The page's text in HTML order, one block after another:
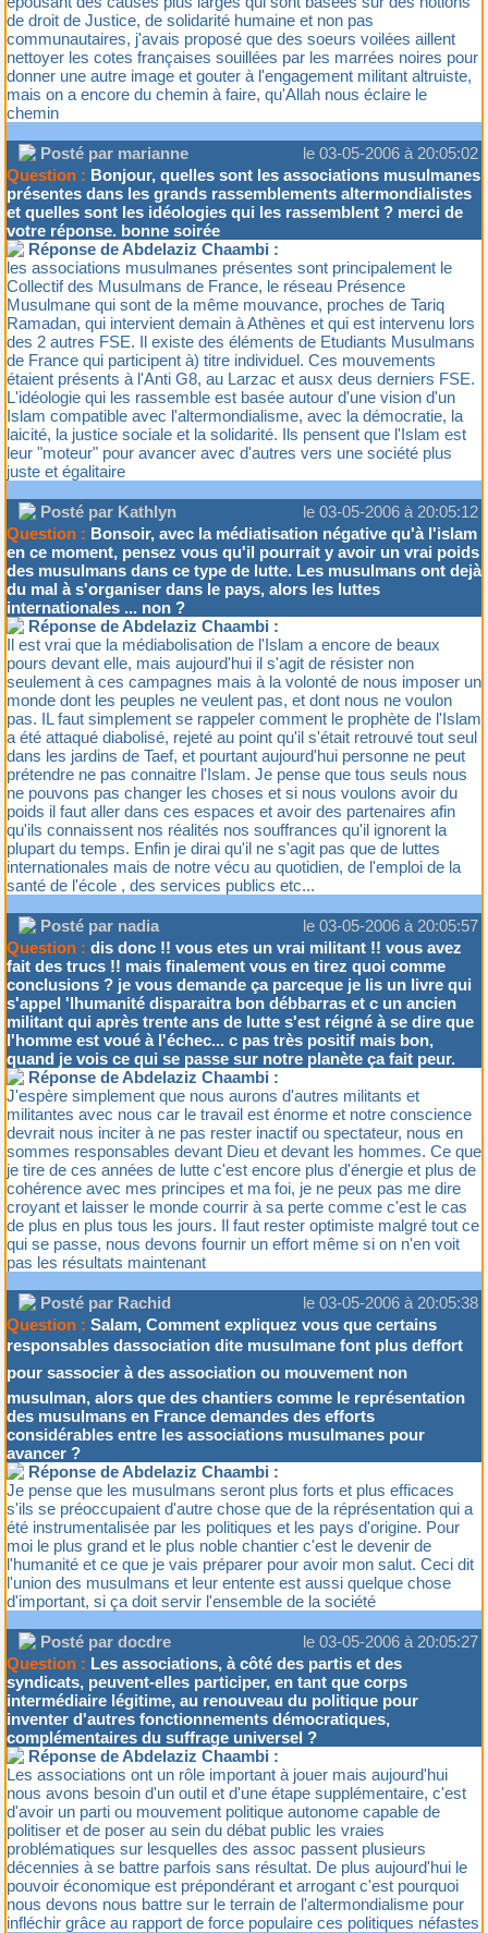
de droit de Justice, de solidarité humaine et non pas
communautaires, j'avais proposé que des soeurs voilées aillent
nettoyer les cotes françaises souillées par les marrées noires pour
donner une autre image et gouter à l'engagement militant altruiste,
mais on a encore du chemin à faire, qu'Allah nous éclaire le
chemin
Posté par marianne
le 03-05-2006 à 20:05:02
Question : Bonjour, quelles sont les associations musulmanes
présentes dans les grands rassemblements altermondialistes
et quelles sont les idéologies qui les rassemblent ? merci de
votre réponse. bonne soirée
Réponse de Abdelaziz Chaambi :
les associations musulmanes présentes sont principalement le
Collectif des Musulmans de France, le réseau Présence
Musulmane qui sont de la même mouvance, proches de Tariq
Ramadan, qui intervient demain à Athènes et qui est intervenu lors
des 2 autres FSE. Il existe des éléments de Etudiants Musulmans
de France qui participent à) titre individuel. Ces mouvements
étaient présents à l'Anti G8, au Larzac et ausx deus derniers FSE.
L'idéologie qui les rassemble est basée autour d'une vision d'un
Islam compatible avec l'altermondialisme, avec la démocratie, la
laicité, la justice sociale et la solidarité. Ils pensent que l'Islam est
leur "moteur" pour avancer avec d'autres vers une société plus
juste et égalitaire
Posté par Kathlyn
le 03-05-2006 à 20:05:12
Question : Bonsoir, avec la médiatisation négative qu'à l'islam
en ce moment, pensez vous qu'il pourrait y avoir un vrai poids
des musulmans dans ce type de lutte. Les musulmans ont dejà
du mal à s'organiser dans le pays, alors les luttes
internationales ... non ?
Réponse de Abdelaziz Chaambi :
Il est vrai que la médiabolisation de l'Islam a encore de beaux
pours devant elle, mais aujourd'hui il s'agit de résister non
seulement à ces campagnes mais à la volonté de nous imposer un
monde dont les peuples ne veulent pas, et dont nous ne voulon
pas. IL faut simplement se rappeler comment le prophète de l'Islam
a été attaqué diabolisé, rejeté au point qu'il s'était retrouvé tout seul
dans les jardins de Taef, et pourtant aujourd'hui personne ne peut
prétendre ne pas connaitre l'Islam. Je pense que tous seuls nous
ne pouvons pas changer les choses et si nous voulons avoir du
poids il faut aller dans ces espaces et avoir des partenaires afin
qu'ils connaissent nos réalités nos souffrances qu'il ignorent la
plupart du temps. Enfin je dirai qu'il ne s'agit pas que de luttes
internationales mais de notre vécu au quotidien, de l'emploi de la
santé de l'école , des services publics etc...
Posté par nadia
le 03-05-2006 à 20:05:57
Question : dis donc !! vous etes un vrai militant !! vous avez
fait des trucs !! mais finalement vous en tirez quoi comme
conclusions ? je vous demande ça parceque je lis un livre qui
s'appel 'lhumanité disparaitra bon débbarras et c un ancien
militant qui après trente ans de lutte s'est réigné à se dire que
l'homme est voué à l'échec... c pas très positif mais bon,
quand je vois ce qui se passe sur notre planète ça fait peur.
Réponse de Abdelaziz Chaambi :
J'espère simplement que nous aurons d'autres militants et
militantes avec nous car le travail est énorme et notre conscience
devrait nous inciter à ne pas rester inactif ou spectateur, nous en
sommes responsables devant Dieu et devant les hommes. Ce que
je tire de ces années de lutte c'est encore plus d'énergie et plus de
cohérence avec mes principes et ma foi, je ne peux pas me dire
croyant et laisser le monde courrir à sa perte comme c'est le cas
de plus en plus tous les jours. Il faut rester optimiste malgré tout ce
qui se passe, nous devons fournir un effort même si on n'en voit
pas les résultats maintenant
Posté par Rachid
le 03-05-2006 à 20:05:38
Question : Salam, Comment expliquez vous que certains
responsables dassociation dite musulmane font plus deffort
pour sassocier à des association ou mouvement non
musulman, alors que des chantiers comme le représentation
des musulmans en France demandes des efforts
considérables entre les associations musulmanes pour
avancer ?
Réponse de Abdelaziz Chaambi :
Je pense que les musulmans seront plus forts et plus efficaces
s'ils se préoccupaient d'autre chose que de la réprésentation qui a
été instrumentalisée par les politiques et les pays d'origine. Pour
moi le plus grand et le plus noble chantier c'est le devenir de
l'humanité et ce que je vais préparer pour avoir mon salut. Ceci dit
l'union des musulmans et leur entente est aussi quelque chose
d'important, si ça doit servir l'ensemble de la société
Posté par docdre
le 03-05-2006 à 20:05:27
Question : Les associations, à côté des partis et des
syndicats, peuvent-elles participer, en tant que corps
intermédiaire légitime, au renouveau du politique pour
inventer d'autres fonctionnements démocratiques,
complémentaires du suffrage universel ?
Réponse de Abdelaziz Chaambi :
Les associations ont un rôle important à jouer mais aujourd'hui
nous avons besoin d'un outil et d'une étape supplémentaire, c'est
d'avoir un parti ou mouvement politique autonome capable de
politiser et de poser au sein du débat public les vraies
problématiques sur lesquelles des assoc passent plusieurs
décennies à se battre parfois sans résultat. De plus aujourd'hui le
pouvoir économique est prépondérant et arrogant c'est pourquoi
nous devons nous battre sur le terrain de l'altermondialisme pour
infléchir grâce au rapport de force populaire ces politiques néfastes